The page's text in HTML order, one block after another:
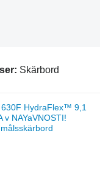
Skärbord